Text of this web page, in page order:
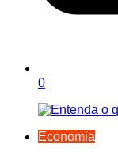
0
Economia